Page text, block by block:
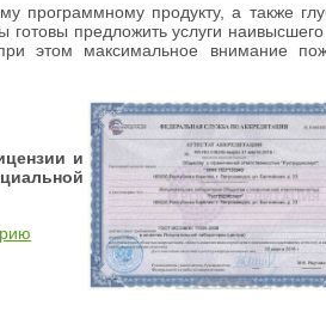
программному продукту, а также
предложить услуги наивысшего
этом максимальное внимание
и